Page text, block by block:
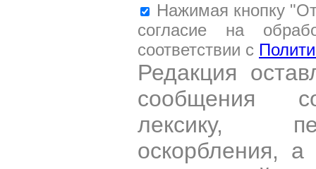
Нажимая кнопку
согласие на
соответствии с
Редакция
сообщения
лексику,
оскорбления,